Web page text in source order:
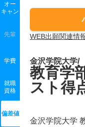
WEB出願関連情
オー
キャン
先輩
学費
就職
資格
偏差値
金沢学院大学/
教育学
スト得
金沢学院大学